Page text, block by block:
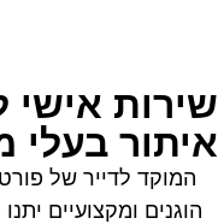
אישי
בעלי
המוקד לדייר של
הוגנים ומקצועיים